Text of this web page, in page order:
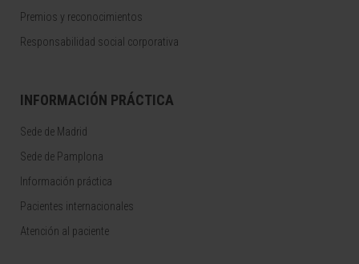
Premios y reconocimientos
Responsabilidad social corporativa
INFORMACIÓN PRÁCTICA
Sede de Madrid
Sede de Pamplona
Información práctica
Pacientes internacionales
Atención al paciente